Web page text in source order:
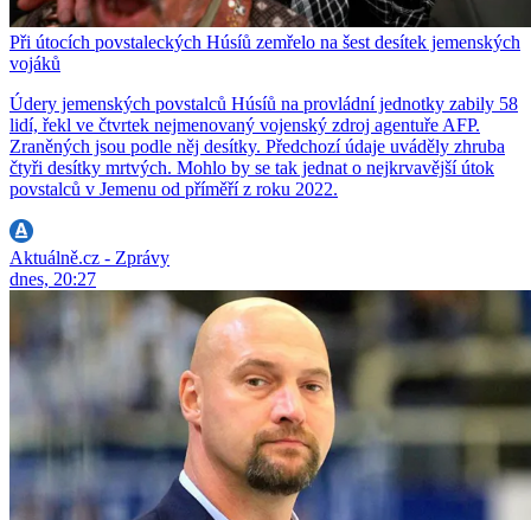
Při útocích povstaleckých Húsíů zemřelo na šest desítek jemenských
vojáků
Údery jemenských povstalců Húsíů na provládní jednotky zabily 58
lidí, řekl ve čtvrtek nejmenovaný vojenský zdroj agentuře AFP.
Zraněných jsou podle něj desítky. Předchozí údaje uváděly zhruba
čtyři desítky mrtvých. Mohlo by se tak jednat o nejkrvavější útok
povstalců v Jemenu od příměří z roku 2022.
Aktuálně.cz - Zprávy
dnes, 20:27